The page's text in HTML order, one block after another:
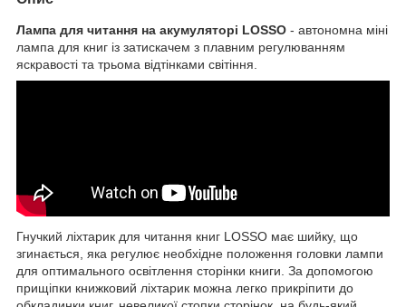
Лампа для читання на акумуляторі LOSSO - автономна міні
лампа для книг із затискачем з плавним регулюванням
яскравості та трьома відтінками світіння.
Гнучкий ліхтарик для читання книг LOSSO має шийку, що
згинається, яка регулює необхідне положення головки лампи
для оптимального освітлення сторінки книги. За допомогою
прищіпки книжковий ліхтарик можна легко прикріпити до